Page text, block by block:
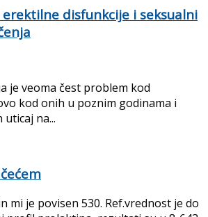
disfunkcije i seksualni
je veoma čest problem kod
kod onih u poznim godinama i
na...
mi je povisen 530. Ref.vrednost je do